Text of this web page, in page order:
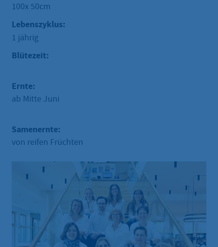
100x 50cm
Lebenszyklus:
1 jährig
Blütezeit:
Ernte:
ab Mitte Juni
Samenernte:
von reifen Früchten